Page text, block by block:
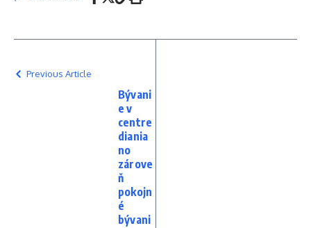
Previous Article
Bývani
e v
centre
diania
no
zárove
ň
pokojn
é
bývani